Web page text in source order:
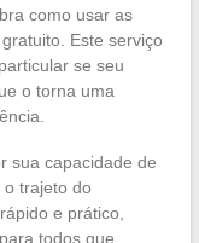
como usar as
Este serviço
se seu
o torna uma
sua capacidade de
trajeto do
e prático,
todos que